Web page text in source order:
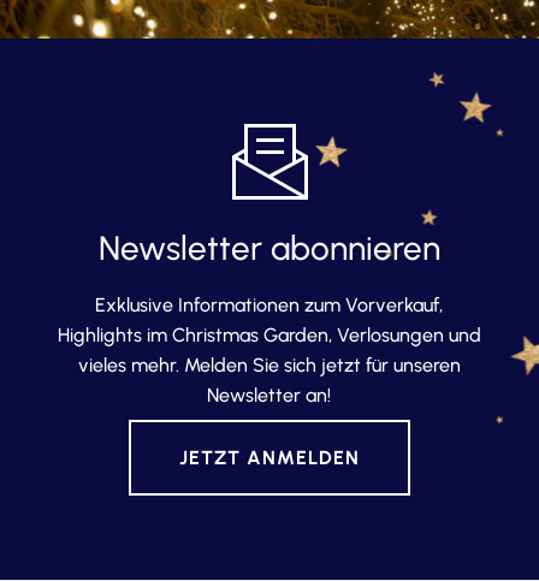
Newsletter abonnieren
Exklusive Informationen zum Vorverkauf,
Highlights im Christmas Garden, Verlosungen und
vieles mehr. Melden Sie sich jetzt für unseren
Newsletter an!
JETZT ANMELDEN